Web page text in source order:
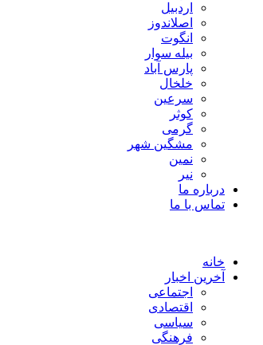
اردبیل
اصلاندوز
انگوت
بیله سوار
پارس آباد
خلخال
سرعین
کوثر
گرمی
مشگین شهر
نمین
نیر
درباره ما
تماس با ما
خانه
آخرین اخبار
اجتماعی
اقتصادی
سیاسی
فرهنگی